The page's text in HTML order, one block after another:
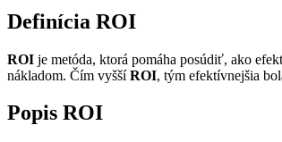
Definícia ROI
ROI je metóda, ktorá pomáha posúdiť, ako
nákladom. Čím vyššíROI, tým efektívnejšia
Popis ROI